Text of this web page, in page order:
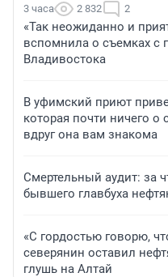
3 часа 2 832 2
«Так неожиданно и
вспомнила о съемках с
Владивостока
В уфимский приют
которая почти ничего
вдруг она вам знакома
Смертельный аудит: за
бывшего главбуха
«С гордостью говорю,
северянин оставил
глушь на Алтай